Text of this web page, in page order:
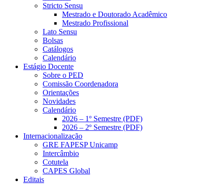
Stricto Sensu
Mestrado e Doutorado Acadêmico
Mestrado Profissional
Lato Sensu
Bolsas
Catálogos
Calendário
Estágio Docente
Sobre o PED
Comissão Coordenadora
Orientações
Novidades
Calendário
2026 – 1º Semestre (PDF)
2026 – 2º Semestre (PDF)
Internacionalização
GRE FAPESP Unicamp
Intercâmbio
Cotutela
CAPES Global
Editais